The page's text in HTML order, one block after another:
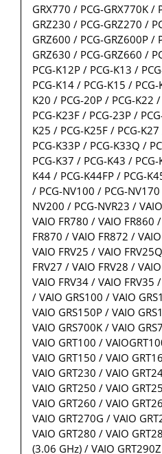
GRX770 / PCG-GRX770K /
GRZ230 / PCG-GRZ270 /
GRZ600 / PCG-GRZ600P /
GRZ630 / PCG-GRZ660 /
PCG-K12P / PCG-K13 /
PCG-K14 / PCG-K15 /
K20 / PCG-20P / PCG-K22
PCG-K23F / PCG-23P /
K25 / PCG-K25F / PCG-
PCG-K33P / PCG-K33Q /
PCG-K37 / PCG-K43 /
K44 / PCG-K44FP / PCG-
/ PCG-NV100 / PCG-
NV200 / PCG-NVR23 /
VAIO FR780 / VAIO FR860
FR870 / VAIO FR872 /
VAIO FRV25 / VAIO
FRV27 / VAIO FRV28 /
VAIO FRV34 / VAIO FRV35
/ VAIO GRS100 / VAIO
VAIO GRS150P / VAIO
VAIO GRS700K / VAIO
VAIO GRT100 /
VAIO GRT150 / VAIO
VAIO GRT230 / VAIO
VAIO GRT250 / VAIO
VAIO GRT260 / VAIO
VAIO GRT270G / VAIO
VAIO GRT280 / VAIO
(3.06 GHz) / VAIO